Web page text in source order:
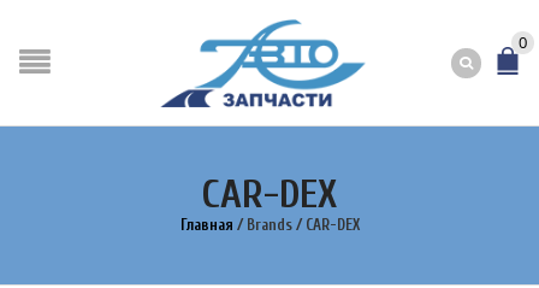
0
CAR-DEX
Главная / Brands / CAR-DEX